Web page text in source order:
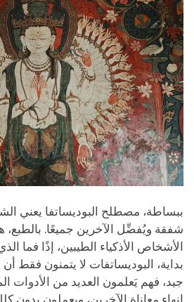
ببساطة، مصطلح البوديساتفا يعني
شفقة ويُفضِّل الآخرين جميعًا. بالطبع،
الأشخاص الأذكياء الطيبين، إذًا فما
بداية، البوديساتفات لا يتمنون فقط
جيد، فهم يَعلمون العديد من الأدوات